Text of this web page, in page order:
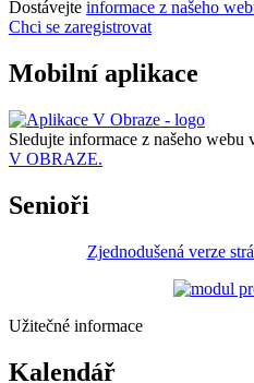
Dostávejte informace z našeho
Chci se zaregistrovat
Mobilní aplikace
Sledujte informace z našeho webu
V OBRAZE.
Senioři
Zjednodušená verze
Užitečné informace
Kalendář